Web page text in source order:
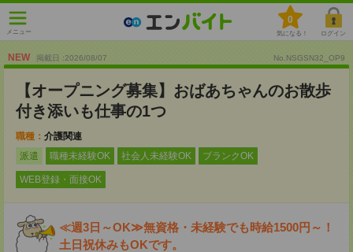
メニュー
0
気になる！ ログイン
NEW 掲載日 :2026/08/07 No.NSGSN32_OP9
【オープニング募集】おばあちゃんのお散歩
付き添いも仕事の1つ
職種： 介護関連
派遣
職種未経験OK 社会人未経験OK ブランクOK
WEB登録・面接OK
≪週3日～OK≫無資格・未経験でも時給1500円～！
土日祝休みもOKです。